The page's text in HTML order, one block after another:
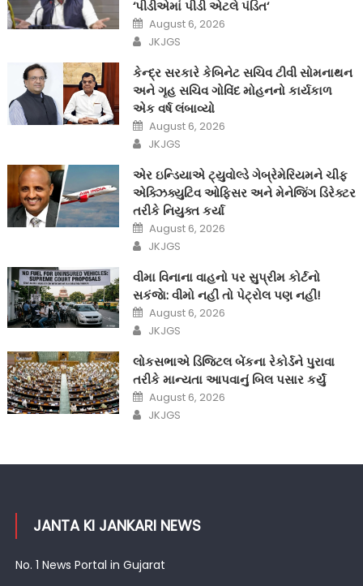
‘પીડીએમાં પીડી એટલે પંડિત‘
Posted
on
August 6, 2026
Author
JKJGS
કેન્દ્ર સરકારે કેબિનેટ સચિવ ટીવી સોમનાથન
અને ગૃહ સચિવ ગોવિંદ મોહનનો કાર્યકાળ
એક વર્ષ લંબાવ્યો
Posted
on
August 6, 2026
Author
JKJGS
એર ઇન્ડિયાએ ટ્યુવોલ્ડે ગેબ્રેમેરિયમને ચીફ
એક્ઝિક્યુટિવ ઓફિસર અને મેનેજિંગ ડિરેક્ટર
તરીકે નિયુક્ત કર્યા
Posted
on
August 6, 2026
Author
JKJGS
વીમા વિનાના વાહનો પર સુપ્રીમ કોર્ટનો
સકંજાે: વીમો નહીં તો પેટ્રોલ પણ નહીં!
Posted
on
August 6, 2026
Author
JKJGS
લોકસભાએ ડિજિટલ બેંકના રેકોર્ડને પુરાવા
તરીકે માન્યતા આપવાનું બિલ પસાર કર્યું
Posted
on
August 6, 2026
Author
JKJGS
JANTA KI JANKARI NEWS
No. 1 News Portal in Gujarat